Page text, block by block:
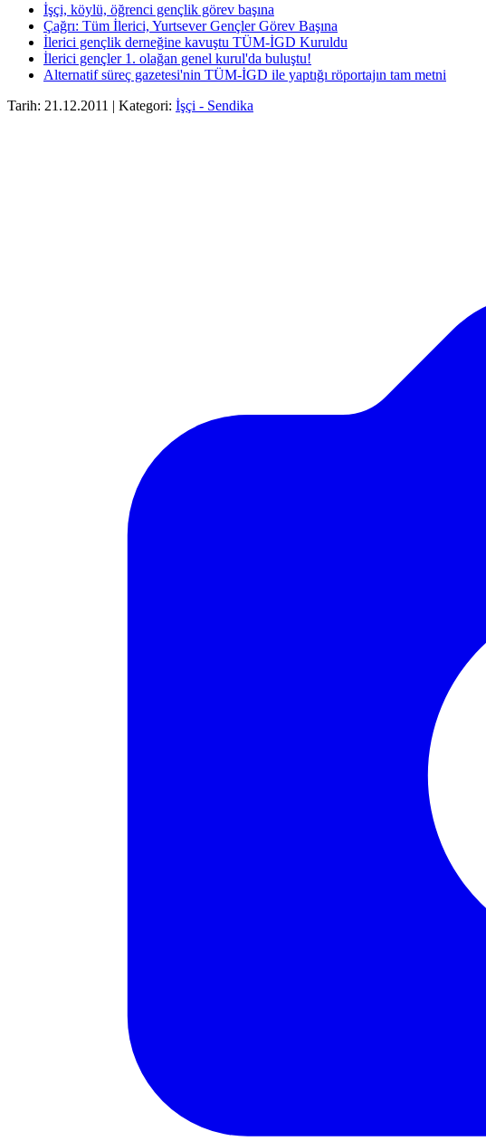
İşçi, köylü, öğrenci gençlik görev başına
Çağrı: Tüm İlerici, Yurtsever Gençler Görev Başına
İlerici gençlik derneğine kavuştu TÜM-İGD Kuruldu
İlerici gençler 1. olağan genel kurul'da buluştu!
Alternatif süreç gazetesi'nin TÜM-İGD ile yaptığı röportajın tam metni
Tarih: 21.12.2011 | Kategori: İşçi - Sendika